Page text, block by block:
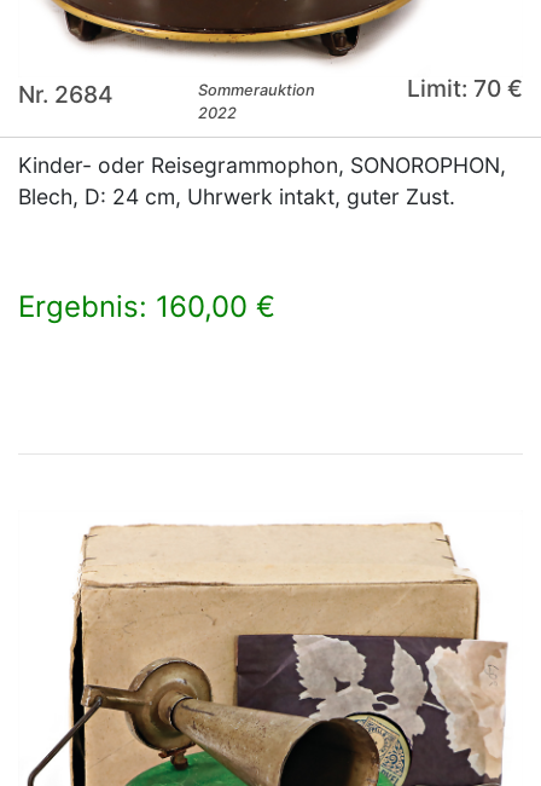
Nr. 2684
Sommerauktion
2022
Limit: 70 €
Kinder- oder Reisegrammophon, SONOROPHON,
Blech, D: 24 cm, Uhrwerk intakt, guter Zust.
Ergebnis: 160,00 €